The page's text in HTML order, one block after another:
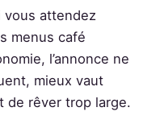
attendez
menus café
l’annonce ne
mieux vaut
de rêver trop large.